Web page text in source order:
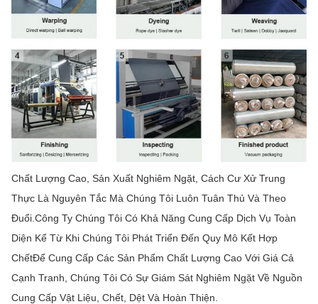
Chất Lượng Cao, Sản Xuất Nghiêm Ngặt, Cách Cư Xử Trung
Thực Là Nguyên Tắc Mà Chúng Tôi Luôn Tuân Thủ Và Theo
Đuổi.Công Ty Chúng Tôi Có Khả Năng Cung Cấp Dịch Vụ Toàn
Diện Kể Từ Khi Chúng Tôi Phát Triển Đến Quy Mô Kết Hợp
ChếtĐể Cung Cấp Các Sản Phẩm Chất Lượng Cao Với Giá Cả
Cạnh Tranh, Chúng Tôi Có Sự Giám Sát Nghiêm Ngặt Về Nguồn
Cung Cấp Vật Liệu, Chết, Dệt Và Hoàn Thiện.